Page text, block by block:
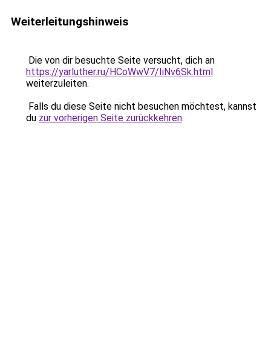
Weiterleitungshinweis
Die von dir besuchte Seite versucht, dich an
https://yarluther.ru/HCoWwV7/IiNv6Sk.html
weiterzuleiten.
Falls du diese Seite nicht besuchen möchtest, kannst
du zur vorherigen Seite zurückkehren.